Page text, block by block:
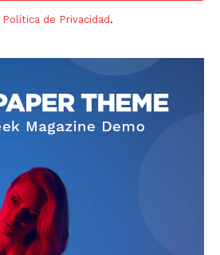
Política de Privacidad .